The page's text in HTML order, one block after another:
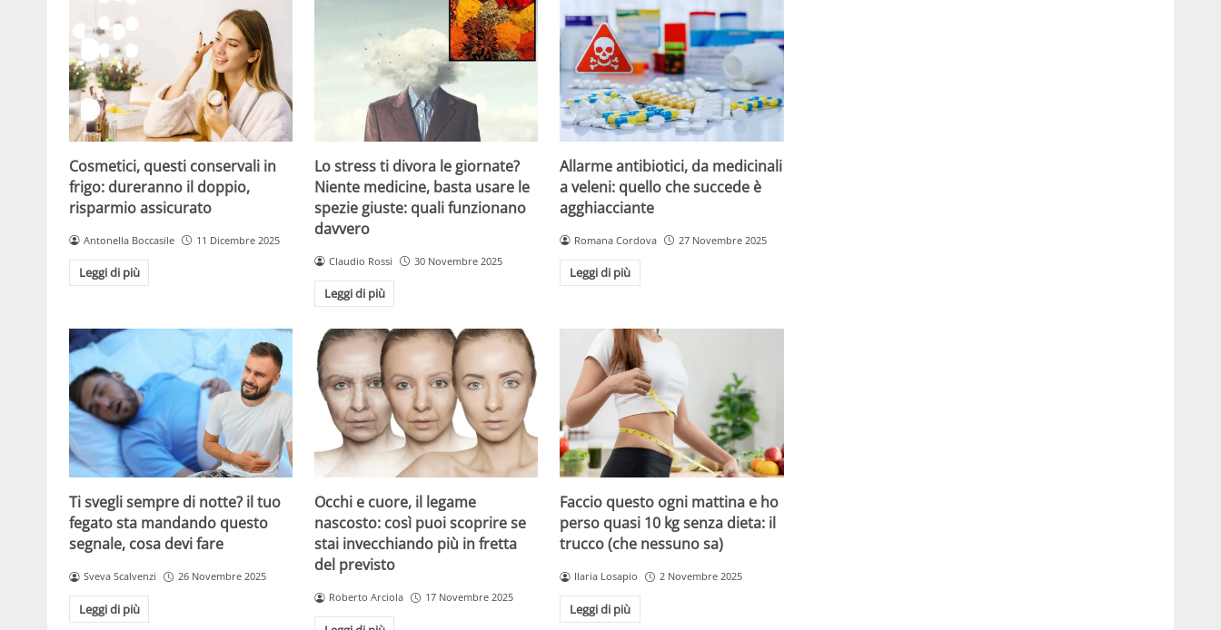
Cosmetici, questi conservali in
frigo: dureranno il doppio,
risparmio assicurato
Antonella Boccasile 11 Dicembre 2025
Leggi di più
Lo stress ti divora le giornate?
Niente medicine, basta usare le
spezie giuste: quali funzionano
davvero
Claudio Rossi 30 Novembre 2025
Leggi di più
Allarme antibiotici, da medicinali
a veleni: quello che succede è
agghiacciante
Romana Cordova 27 Novembre 2025
Leggi di più
Ti svegli sempre di notte? il tuo
fegato sta mandando questo
segnale, cosa devi fare
Sveva Scalvenzi 26 Novembre 2025
Leggi di più
Occhi e cuore, il legame
nascosto: così puoi scoprire se
stai invecchiando più in fretta
del previsto
Roberto Arciola 17 Novembre 2025
Faccio questo ogni mattina e ho
perso quasi 10 kg senza dieta: il
trucco (che nessuno sa)
Ilaria Losapio 2 Novembre 2025
Leggi di più